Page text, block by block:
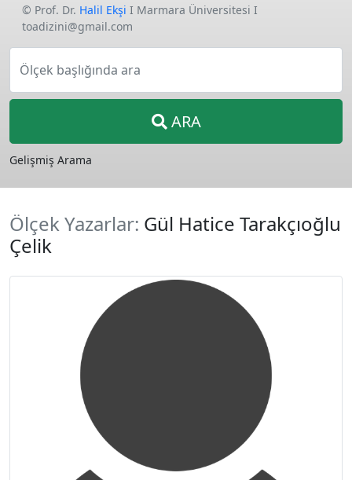
© Prof. Dr. Halil Ekşi I Marmara Üniversitesi I
toadizini@gmail.com
Ölçek başlığında ara
ARA
Gelişmiş Arama
Ölçek Yazarlar: Gül Hatice Tarakçıoğlu
Çelik